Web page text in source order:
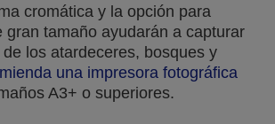
cromática y la opción para
gran tamaño ayudarán a capturar
los atardeceres, bosques y
una impresora fotográfica
A3+ o superiores.